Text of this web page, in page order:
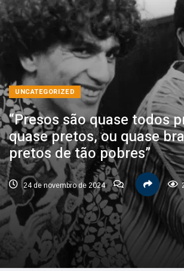
UNCATEGORIZED
“Presos são quase todos
quase pretos, ou quase
pretos de tão pobres”
24 de novembro de 2024